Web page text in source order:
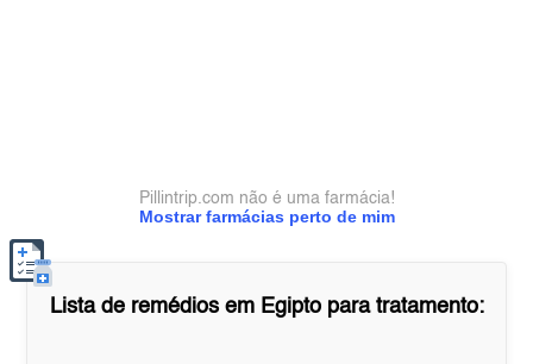
Mostrar farmácias perto de mim
Pillintrip.com não é uma farmácia!
Lista de remédios em Egiptopara tratamento: